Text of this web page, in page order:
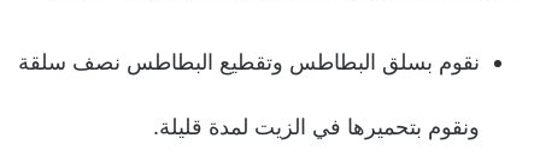
نقوم بسلق البطاطس وتقطيع البطاطس نصف سلقة
ونقوم بتحميرها في الزيت لمدة قليلة.